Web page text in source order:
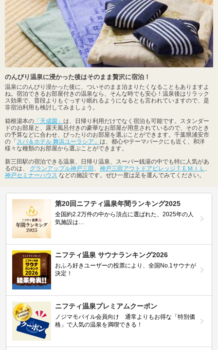
のんびり温泉に浸かった後はそのまま贅沢に宿泊！
温泉にのんびり浸かった後に、ついそのまま泊まりたくなることもありますよ
ね。宿泊できるお部屋付きの温泉なら、そんな時でも安心！温泉後はリラック
ス効果で、普段よりもぐっすり眠れるようになるとも言われていますので、是
非宿泊利用も検討してみましょう。
箱根湯本の 「天成園」 は、日帰り利用だけでなく宿泊も可能です。スタンダー
ドのお部屋と、露天風呂付きの豪華なお部屋が用意されているので、そのとき
の予算などに合わせ、ぴったりのお部屋を選ぶことができます。千葉県浦安市
の「スパ＆ホテル 舞浜ユーラシア」 は、都心やテーマパークにも近く、和洋
様々な種類のお部屋から選ぶことができます。
新三田駅の宿泊できる温泉、日帰り温泉、スーパー銭湯の中でも特に人気があ
るのは、 グランアップル神戸三田 、 神戸三田アウトドアビレッジＴＥＭＩＬ 、
神戸セミナーハウス などの施設です。ぜひ一度は足を運んでみてください。
第20回ニフティ温泉年間ランキング2025
全国約2.2万件の中から頂点に選ばれた、2025年の人
気施設は…
ニフティ温泉 サウナランキング2026
おふろ好きユーザーの投票により、全国No.1サウナが
決定！
ニフティ温泉プレミアムクーポン
ノジマモバイル会員向け 通常よりもお得な「特別価
格」で人気の温泉を満喫できる！